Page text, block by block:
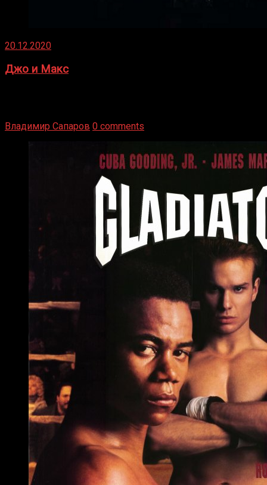
20.12.2020
Джо и Макс
Владимир Сапаров 0 comments